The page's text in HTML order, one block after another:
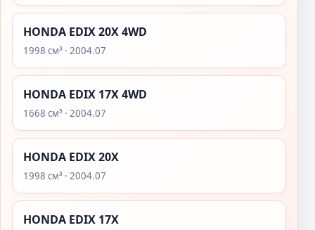
HONDA EDIX 20X 4WD
1998 см³ · 2004.07
HONDA EDIX 17X 4WD
1668 см³ · 2004.07
HONDA EDIX 20X
1998 см³ · 2004.07
HONDA EDIX 17X